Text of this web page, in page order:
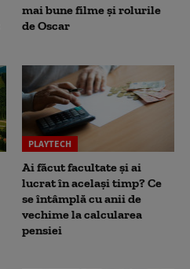
mai bune filme și rolurile
de Oscar
PLAYTECH
Ai făcut facultate și ai
lucrat în același timp? Ce
se întâmplă cu anii de
vechime la calcularea
pensiei